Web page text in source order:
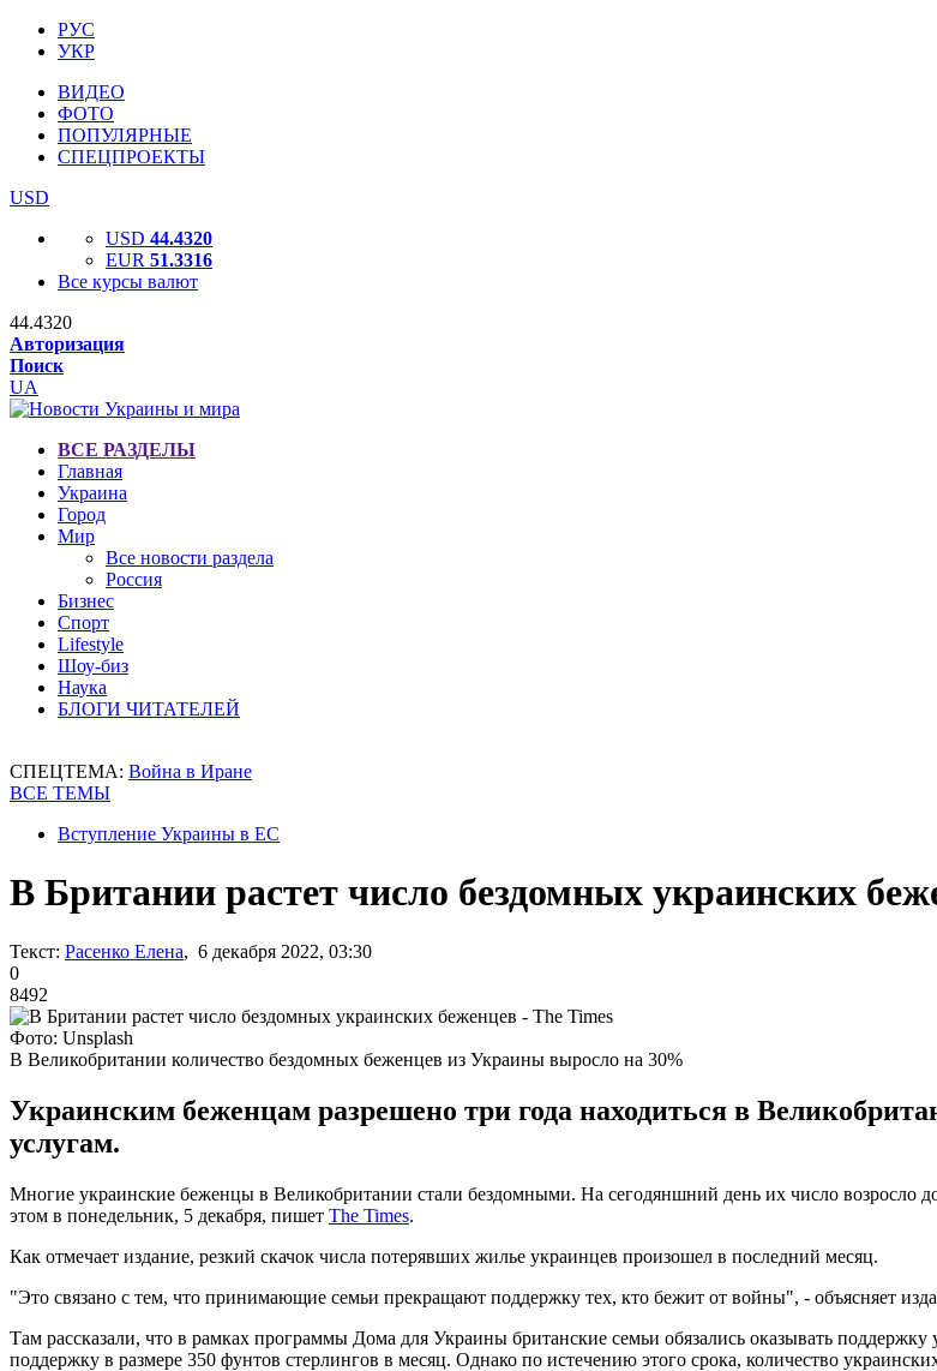
РУС
УКР
ВИДЕО
ФОТО
ПОПУЛЯРНЫЕ
СПЕЦПРОЕКТЫ
USD
USD 44.4320
EUR 51.3316
Все курсы валют
44.4320
Авторизация
Поиск
UA
ВСЕ РАЗДЕЛЫ
Главная
Украина
Город
Мир
Все новости раздела
Россия
Бизнес
Спорт
Lifestyle
Шоу-биз
Наука
БЛОГИ ЧИТАТЕЛЕЙ
СПЕЦТЕМА: Война в Иране
ВСЕ ТЕМЫ
Вступление Украины в ЕС
В Британии растет число бездомных украинских
Текст: Расенко Елена, 6 декабря 2022, 03:30
0
8492
Фото: Unsplash
В Великобритании количество бездомных беженцев из Украины выросло на 30%
Украинским беженцам разрешено три года находиться в
услугам.
Многие украинские беженцы в Великобритании стали бездомными. На сегодяншний день их число возросло
этом в понедельник, 5 декабря, пишет The Times.
Как отмечает издание, резкий скачок числа потерявших жилье украинцев произошел в последний месяц.
"Это связано с тем, что принимающие семьи прекращают поддержку тех, кто бежит от войны", - объясняет
Там рассказали, что в рамках программы Дома для Украины британские семьи обязались оказывать
поддержку в размере 350 фунтов стерлингов в месяц. Однако по истечению этого срока, количество